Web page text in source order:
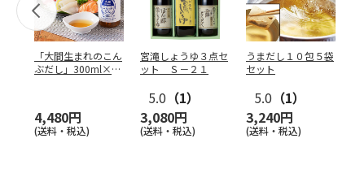
「大間生まれのこん
ぶだし」300ml×12
4,480円
(送料・税込)
宮滝しょうゆ３点セ
ット Ｓ－２１
5.0 （1）
3,080円
(送料・税込)
うまだし１０包５袋
セット
5.0 （1）
3,240円
(送料・税込)